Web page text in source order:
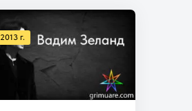
2013 г.